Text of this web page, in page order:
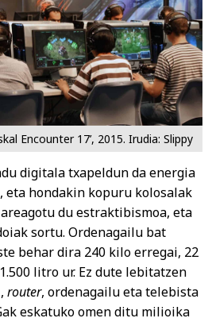
Encounter 17’, 2015. Irudia: Slippy
digitala txapeldun da energia
hondakin kopuru kolosalak
du estraktibismoa, eta
sortu. Ordenagailu bat
behar dira 240 kilo erregai, 22
litro ur. Ez dute lebitatzen
router, ordenagailu eta telebista
eskatuko omen ditu milioika